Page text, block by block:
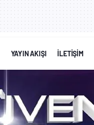
YAYIN AKIŞI İLETİŞİM